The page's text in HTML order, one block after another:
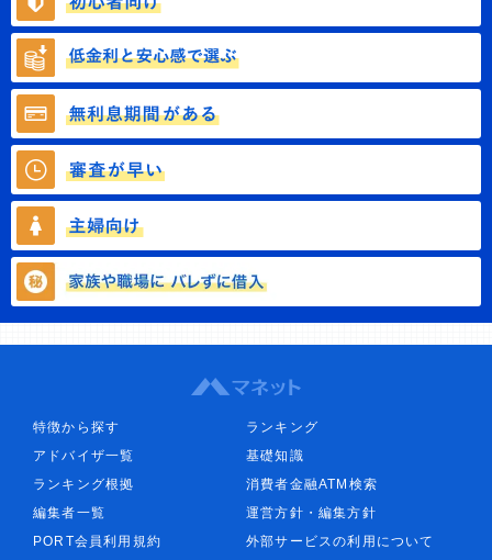
特徴から探す
ランキング
アドバイザ一覧
基礎知識
ランキング根拠
消費者金融ATM検索
編集者一覧
運営方針・編集方針
PORT会員利用規約
外部サービスの利用について